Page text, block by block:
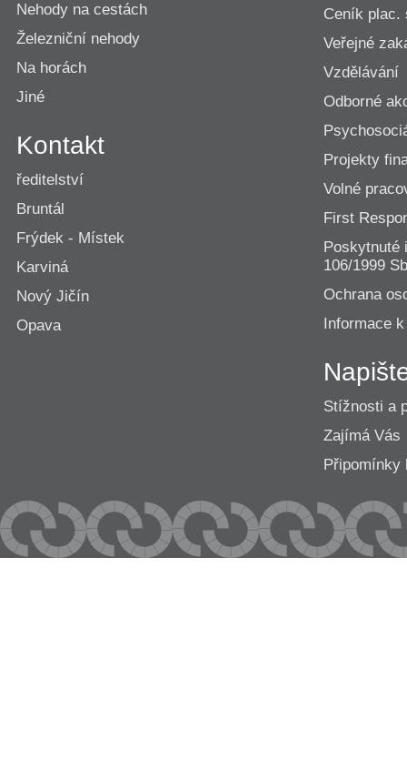
Nehody na cestách
Železniční nehody
Na horách
Jiné
Kontakt
ředitelství
Bruntál
Frýdek - Místek
Karviná
Nový Jičín
Opava
Ceník plac.
Veřejné
Vzdělávání
Odborné
Projekty
Volné
First
Poskytnuté
106/1999
Ochrana
Informace
Stížnosti a
Zajímá Vás
Připomínky